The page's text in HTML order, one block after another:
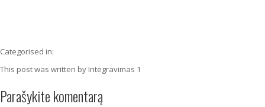
Categorised in:
This post was written by Integravimas 1
Parašykite komentarą